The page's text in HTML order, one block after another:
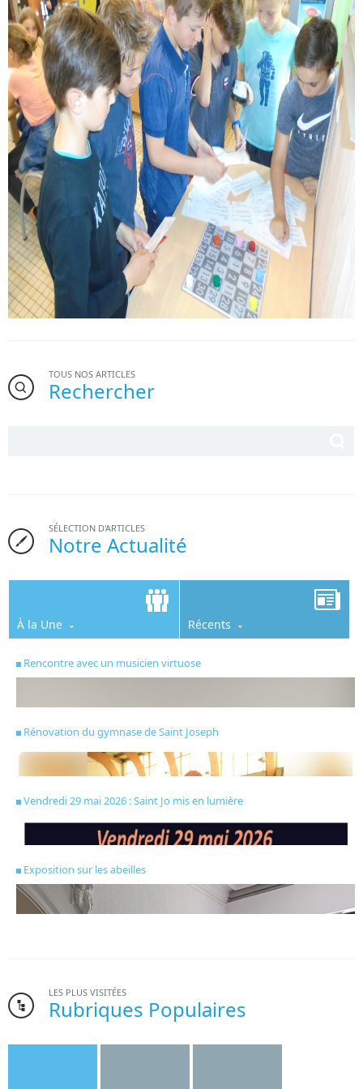
TOUS NOS ARTICLES
Rechercher
SÉLECTION D'ARTICLES
Notre Actualité
À la Une Récents
Rencontre avec un musicien virtuose
Rénovation du gymnase de Saint Joseph
Vendredi 29 mai 2026 : Saint Jo mis en lumière
Exposition sur les abeilles
LES PLUS VISITÉES
Rubriques Populaires